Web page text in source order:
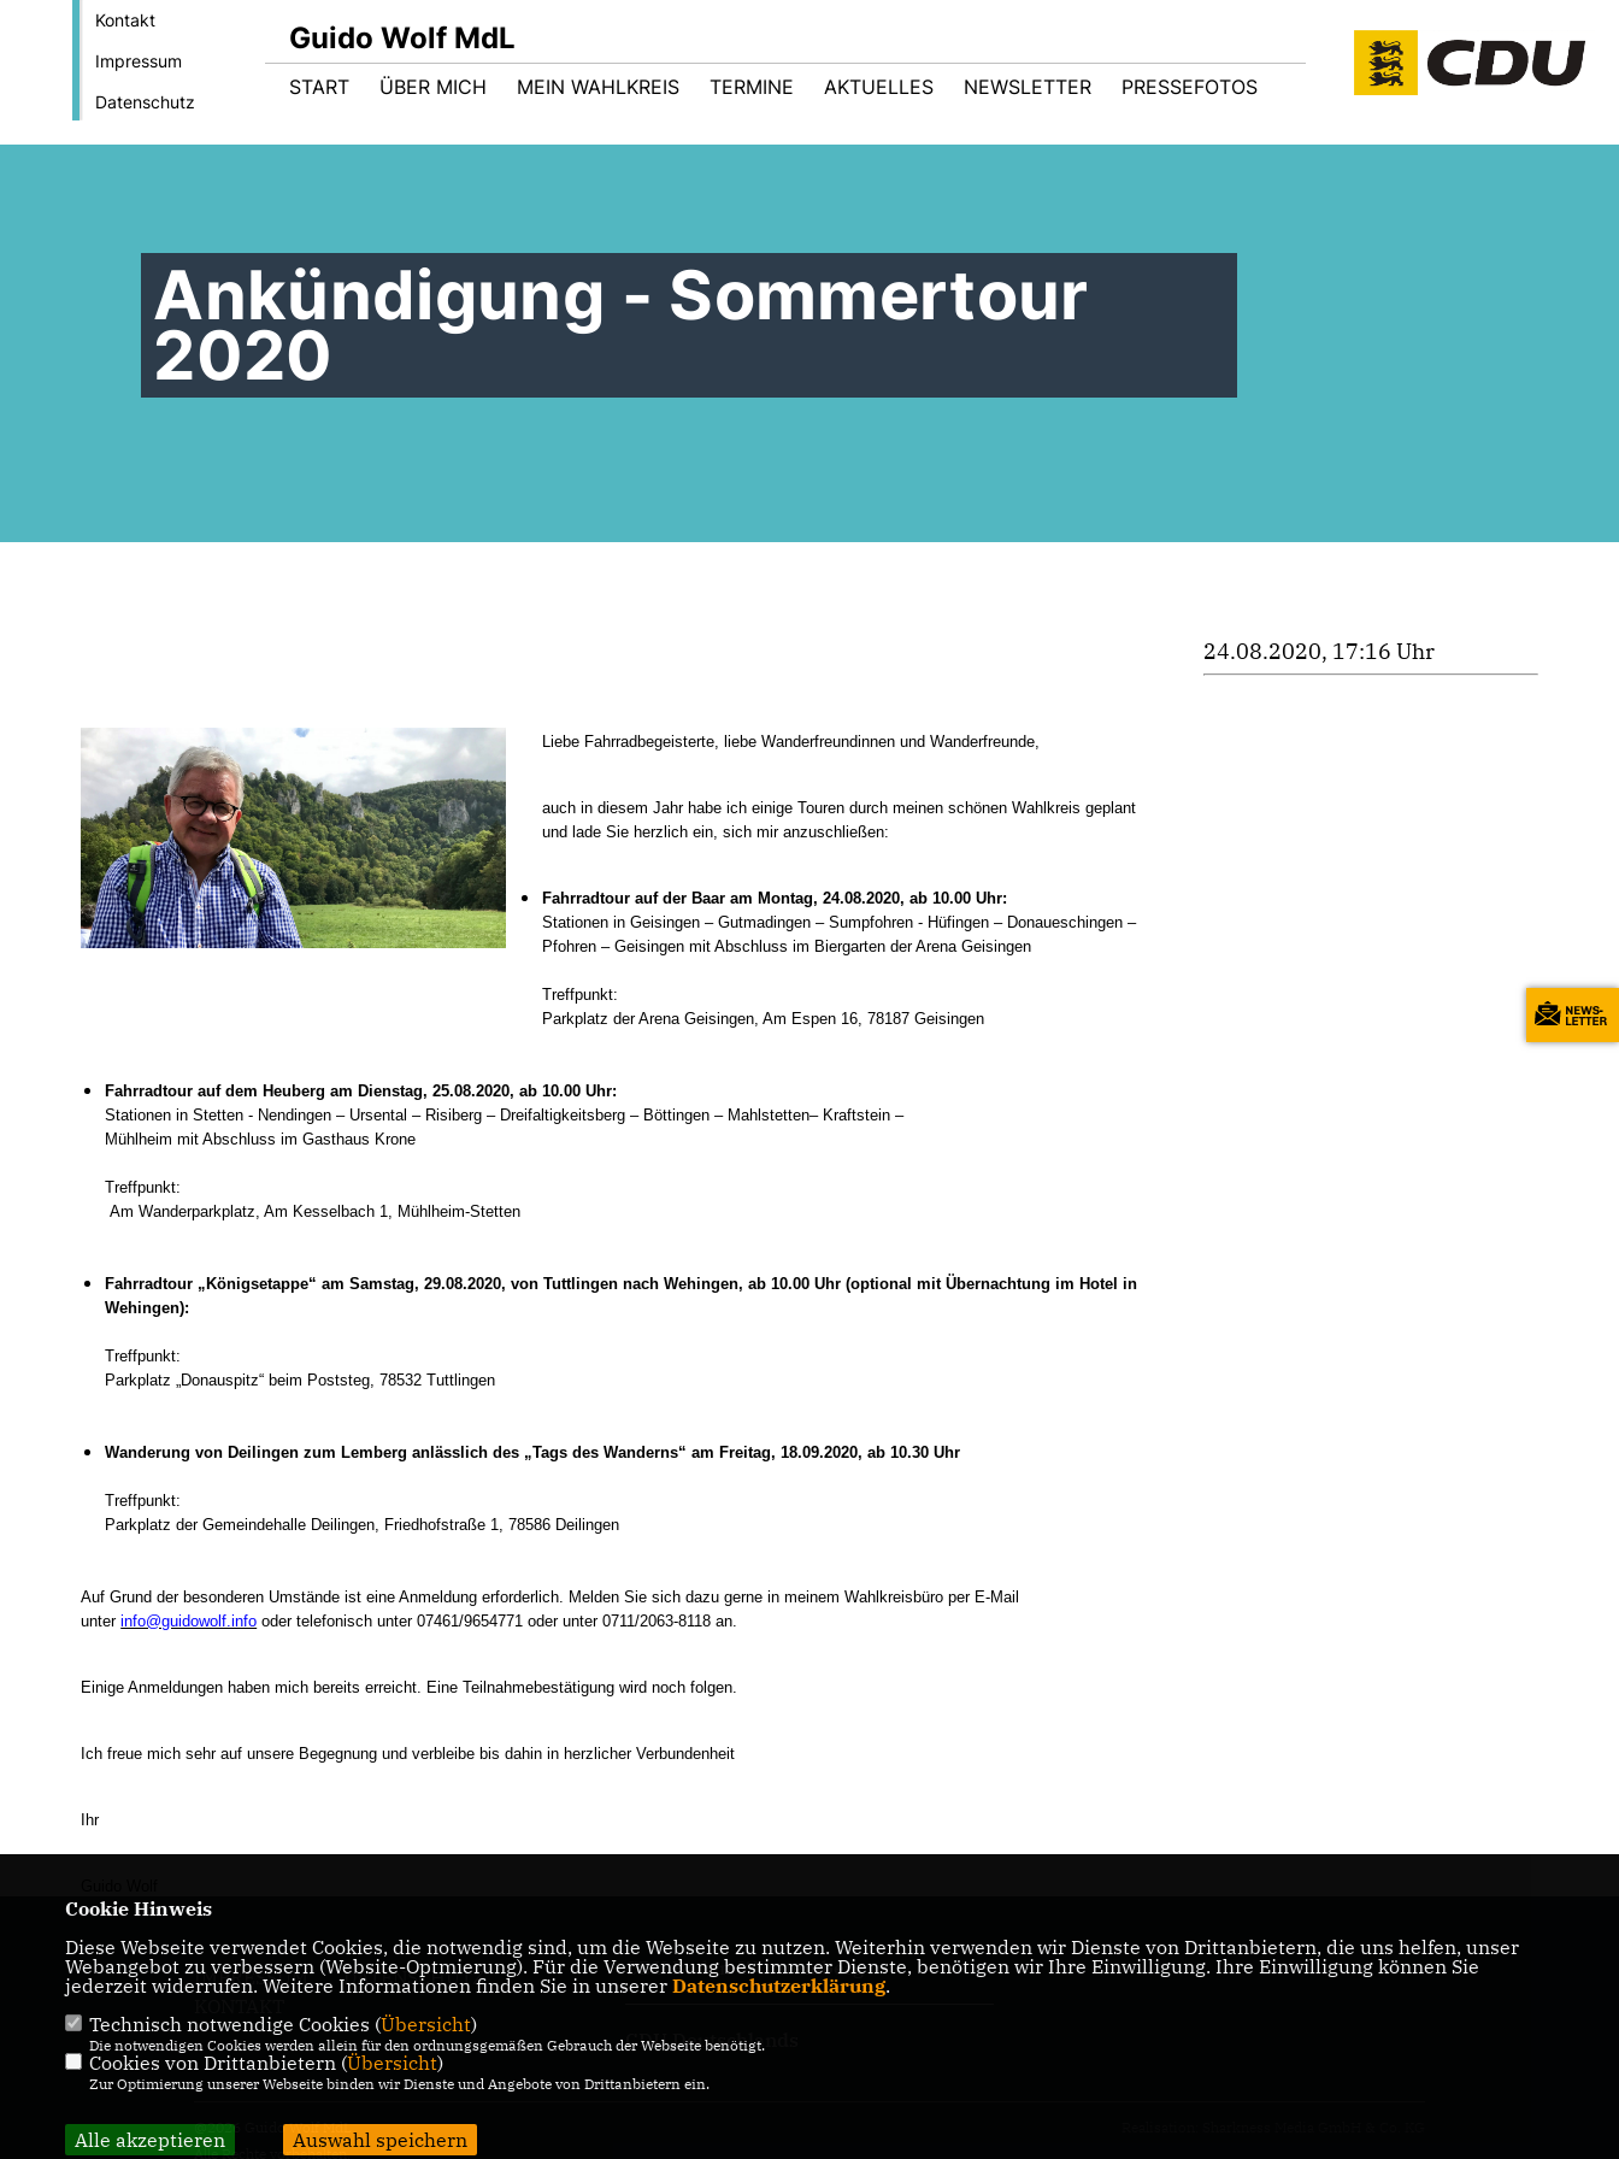
Kontakt
Impressum
Datenschutz
Guido Wolf MdL
START ÜBER MICH MEIN WAHLKREIS TERMINE AKTUELLES NEWSLETTER PRESSEFOTOS
Ankündigung - Sommertour
2020
Liebe Fahrradbegeisterte, liebe Wanderfreundinnen und Wanderfreunde,
auch in diesem Jahr habe ich einige Touren durch meinen schönen Wahlkreis geplant
und lade Sie herzlich ein, sich mir anzuschließen:
Fahrradtour auf der Baar am Montag, 24.08.2020, ab 10.00 Uhr:
Stationen in Geisingen – Gutmadingen – Sumpfohren - Hüfingen – Donaueschingen –
Pfohren – Geisingen mit Abschluss im Biergarten der Arena Geisingen
Treffpunkt:
Parkplatz der Arena Geisingen, Am Espen 16, 78187 Geisingen
Fahrradtour auf dem Heuberg am Dienstag, 25.08.2020, ab 10.00 Uhr:
Stationen in Stetten - Nendingen – Ursental – Risiberg – Dreifaltigkeitsberg – Böttingen – Mahlstetten– Kraftstein –
Mühlheim mit Abschluss im Gasthaus Krone
Treffpunkt:
Am Wanderparkplatz, Am Kesselbach 1, Mühlheim-Stetten
Fahrradtour „Königsetappe“ am Samstag, 29.08.2020, von Tuttlingen nach Wehingen, ab 10.00 Uhr (optional mit Übernachtung im Hotel in
Wehingen):
Treffpunkt:
Parkplatz „Donauspitz“ beim Poststeg, 78532 Tuttlingen
Wanderung von Deilingen zum Lemberg anlässlich des „Tags des Wanderns“ am Freitag, 18.09.2020, ab 10.30 Uhr
Treffpunkt:
Parkplatz der Gemeindehalle Deilingen, Friedhofstraße 1, 78586 Deilingen
Auf Grund der besonderen Umstände ist eine Anmeldung erforderlich. Melden Sie sich dazu gerne in meinem Wahlkreisbüro per E-Mail
unterinfo@guidowolf.info oder telefonisch unter 07461/9654771 oder unter 0711/2063-8118 an.
Einige Anmeldungen haben mich bereits erreicht. Eine Teilnahmebestätigung wird noch folgen.
Ich freue mich sehr auf unsere Begegnung und verbleibe bis dahin in herzlicher Verbundenheit
Ihr
24.08.2020, 17:16 Uhr
IMPRESSUM
DATENSCHUTZ
CDU Baden-Württemberg
CDU Deutschlands
@2026 Guido Wolf MdL
Alle Rechte vorbehalten.
Cookie Hinweis
Diese Webseite verwendet Cookies, die notwendig sind, um die Webseite zu nutzen. Weiterhin verwenden wir Dienste von Drittanbietern, die uns helfen, unser
Webangebot zu verbessern (Website-Optmierung). Für die Verwendung bestimmter Dienste, benötigen wir Ihre Einwilligung. Ihre Einwilligung können Sie
jederzeit widerrufen. Weitere Informationen finden Sie in unserer Datenschutzerklärung.
Technisch notwendige Cookies (Übersicht)
Die notwendigen Cookies werden allein für den ordnungsgemäßen Gebrauch der Webseite benötigt.
Cookies von Drittanbietern (Übersicht)
Zur Optimierung unserer Webseite binden wir Dienste und Angebote von Drittanbietern ein.
Alle akzeptieren Auswahl speichern